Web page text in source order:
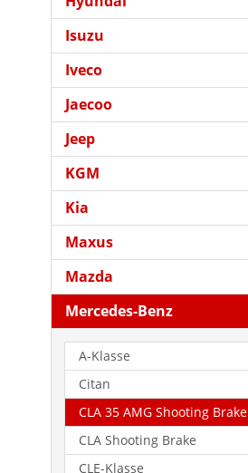
Isuzu
Iveco
Jaecoo
Jeep
KGM
Kia
Maxus
Mazda
Mercedes-Benz
A-Klasse
Citan
CLA 35 AMG Shooting Brake
CLA Shooting Brake
CLE-Klasse